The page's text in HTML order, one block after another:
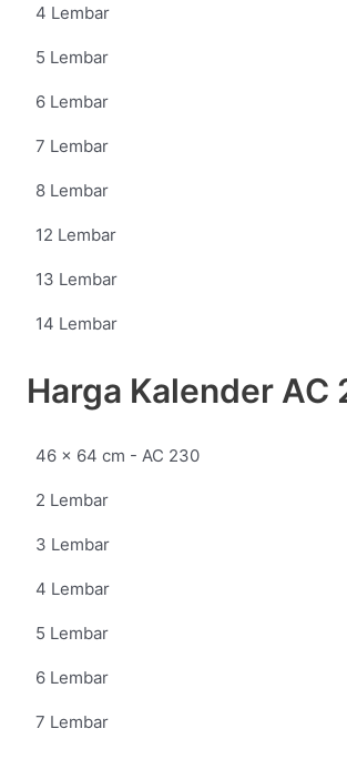
4 Lembar
5 Lembar
6 Lembar
7 Lembar
8 Lembar
12 Lembar
13 Lembar
14 Lembar
Harga Kalender
46 x 64 cm - AC 230
2 Lembar
3 Lembar
4 Lembar
5 Lembar
6 Lembar
7 Lembar